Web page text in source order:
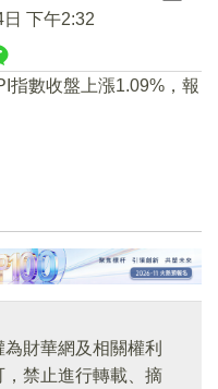
下午2:32
指數收盤上漲1.09%，報
財華網及相關權利
，禁止進行轉載、摘